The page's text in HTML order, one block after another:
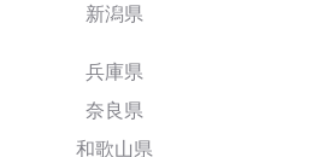
新潟県
兵庫県
奈良県
和歌山県